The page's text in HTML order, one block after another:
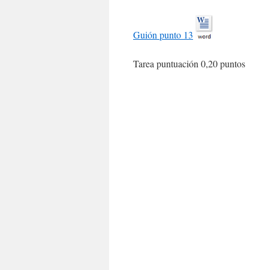
Guión punto 13
Tarea puntuación 0,20 puntos